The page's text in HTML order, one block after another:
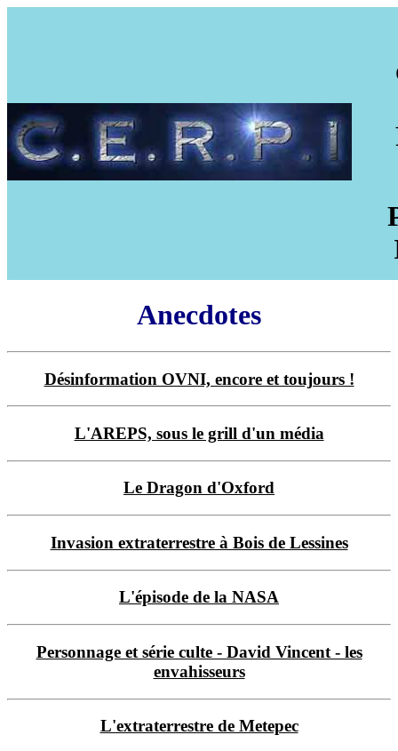
Anecdotes
Désinformation OVNI, encore et toujours !
L'AREPS, sous le grill d'un média
Le Dragon d'Oxford
Invasion extraterrestre à Bois de Lessines
L'épisode de la NASA
Personnage et série culte - David Vincent - les
envahisseurs
L'extraterrestre de Metepec